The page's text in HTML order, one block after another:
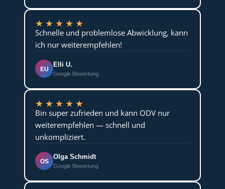
★ ★ ★ ★ ★
Schnelle und problemlose Abwicklung, kann
ich nur weiterempfehlen!
EU
Elli U.
Google Bewertung
★ ★ ★ ★ ★
Bin super zufrieden und kann ODV nur
weiterempfehlen — schnell und
unkompliziert.
OS
Olga Schmidt
Google Bewertung